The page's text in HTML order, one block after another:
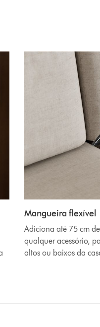
Mangueira flexível
Adiciona até 75 cm
qualquer acessório,
altos ou baixos da